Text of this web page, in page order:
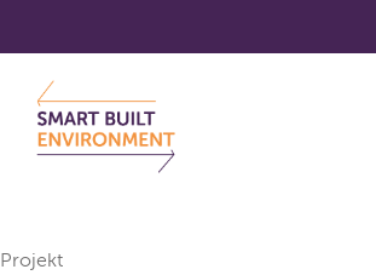
Projekt